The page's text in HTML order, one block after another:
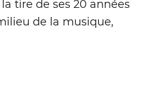
tire de ses 20 années
de la musique,